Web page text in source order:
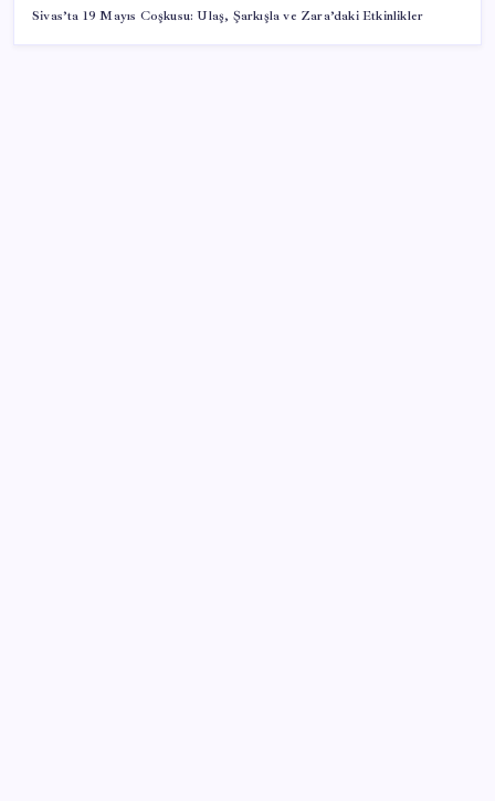
Sivas’ta 19 Mayıs Coşkusu: Ulaş, Şarkışla ve Zara’daki Etkinlikler